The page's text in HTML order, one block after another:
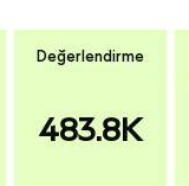
Değerlendirme
483.8K